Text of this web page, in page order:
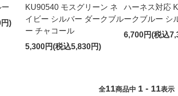
)
KU90540 モスグリーン ネ
イビー シルバー ダークブル
ー チャコール
5,300円(税込5,830円)
ハーネス対応
ークブルー シ
6,700円(税込
全11商品中 1 - 11表示